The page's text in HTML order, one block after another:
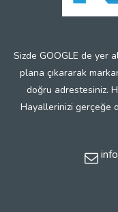
Sizde GOOGLE de yer
plana çıkararak
doğru adrestesiniz.
Hayallerinizi gerçeğe